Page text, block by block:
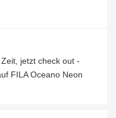
jetzt check out -
FILA Oceano Neon